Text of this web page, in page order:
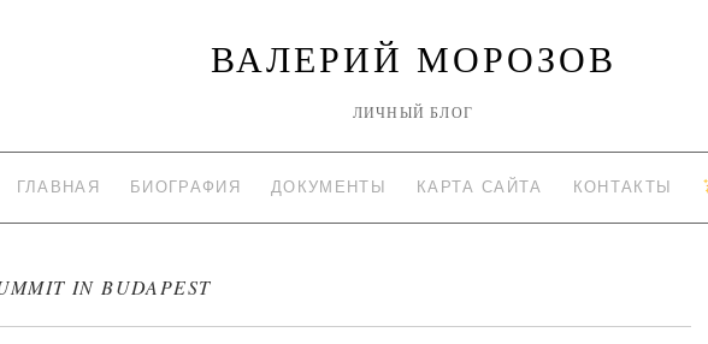
ВАЛЕРИЙ МОРОЗОВ
ЛИЧНЫЙ БЛОГ
ГЛАВНАЯ БИОГРАФИЯ ДОКУМЕНТЫ КАРТА САЙТА КОНТАКТЫ
IN BUDAPEST